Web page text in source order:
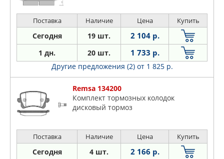
Поставка Наличие Цена Купить
Сегодня 19 шт. 2 104 р.
1 дн. 20 шт. 1 733 р.
Другие предложения (2) от 1 825 р.
Remsa 134200
Комплект тормозных колодок
дисковый тормоз
Поставка Наличие Цена Купить
Сегодня 4 шт. 2 166 р.